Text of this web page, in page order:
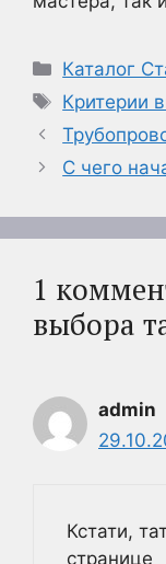
Рубрики
Каталог
Метки
Критерии
С чего
1
выбора
admin
Кстати,
странице